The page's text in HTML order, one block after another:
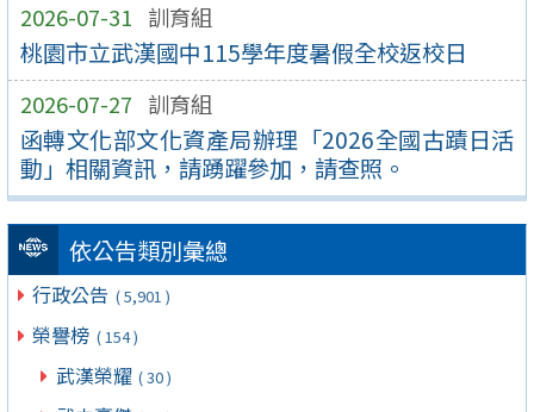
2026-07-31 訓育組
桃園市立武漢國中115學年度暑假全校返校日
2026-07-27 訓育組
函轉文化部文化資產局辦理「2026全國古蹟日活
動」相關資訊，請踴躍參加，請查照。
依公告類別彙總
行政公告 ( 5,901 )
榮譽榜 ( 154 )
武漢榮耀 ( 30 )